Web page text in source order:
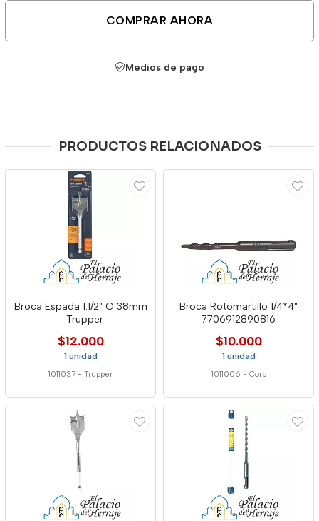
COMPRAR AHORA
Medios de pago
PRODUCTOS RELACIONADOS
Broca Espada 1.1/2" O 38mm
- Trupper
$12.000
1 unidad
1011037 - Trupper
Broca Rotomartillo 1/4*4"
7706912890816
$10.000
1 unidad
1011006 - Corb